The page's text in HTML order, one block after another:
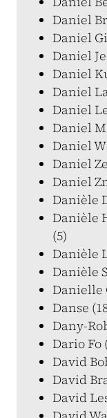
Daniel
Daniel
Daniel
Daniel
Daniel
Daniel
Daniel
Daniel
Daniel
Daniel
Danièle
Danièle
(5)
Danièle
Danièle
Danielle
Danse
Dany-
Dario Fo
David
David
David